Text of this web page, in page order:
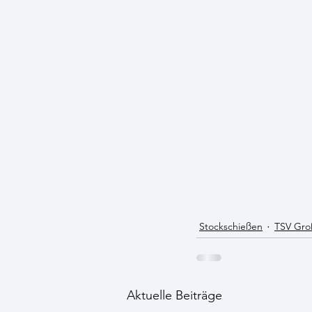
Stockschießen TSV
Aktuelle Beiträge